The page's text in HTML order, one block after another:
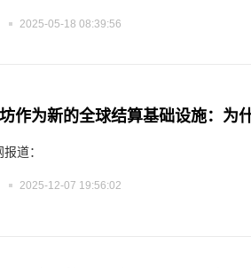
2025-05-18 08:39:56
道：
2025-12-07 19:56:02